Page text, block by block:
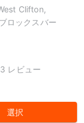
Clifton,
ロックスバー
3 レビュー
選択